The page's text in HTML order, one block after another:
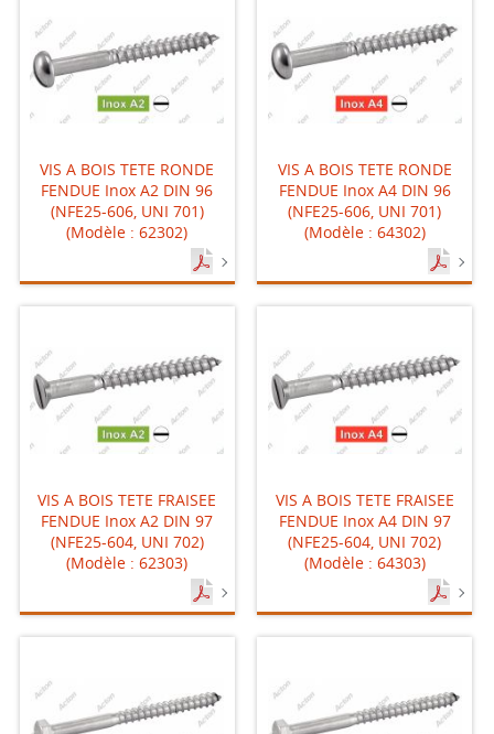
VIS A BOIS TETE RONDE
FENDUE Inox A2 DIN 96
(NFE25-606, UNI 701)
(Modèle : 62302)
VIS A BOIS TETE RONDE
FENDUE Inox A4 DIN 96
(NFE25-606, UNI 701)
(Modèle : 64302)
VIS A BOIS TETE FRAISEE
FENDUE Inox A2 DIN 97
(NFE25-604, UNI 702)
(Modèle : 62303)
VIS A BOIS TETE FRAISEE
FENDUE Inox A4 DIN 97
(NFE25-604, UNI 702)
(Modèle : 64303)